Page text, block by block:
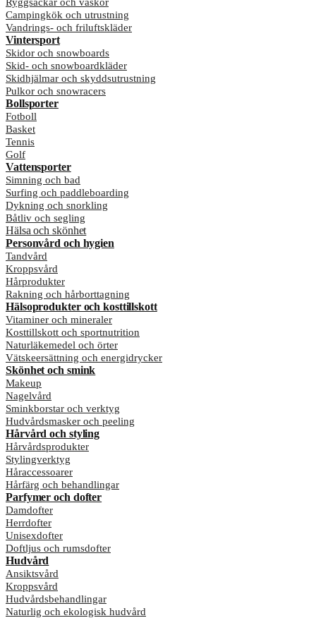
Campingkök och utrustning
Vandrings- och friluftskläder
Vintersport
Skidor och snowboards
Skid- och snowboardkläder
Skidhjälmar och skyddsutrustning
Pulkor och snowracers
Bollsporter
Fotboll
Basket
Tennis
Golf
Vattensporter
Simning och bad
Surfing och paddleboarding
Dykning och snorkling
Båtliv och segling
Hälsa och skönhet
Personvård och hygien
Tandvård
Kroppsvård
Hårprodukter
Rakning och hårborttagning
Hälsoprodukter och kosttillskott
Vitaminer och mineraler
Kosttillskott och sportnutrition
Naturläkemedel och örter
Vätskeersättning och energidrycker
Skönhet och smink
Makeup
Nagelvård
Sminkborstar och verktyg
Hudvårdsmasker och peeling
Hårvård och styling
Hårvårdsprodukter
Stylingverktyg
Håraccessoarer
Hårfärg och behandlingar
Parfymer och dofter
Damdofter
Herrdofter
Unisexdofter
Doftljus och rumsdofter
Hudvård
Ansiktsvård
Kroppsvård
Hudvårdsbehandlingar
Naturlig och ekologisk hudvård